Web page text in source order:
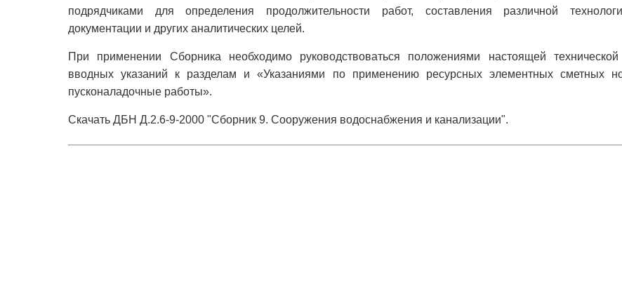
подрядчиками для определения продолжительности работ, составления различной
документации и других аналитических целей.
При применении Сборника необходимо руководствоваться положениями настоящей технической
вводных указаний к разделам и «Указаниями по применению ресурсных элементных сметных
пусконаладочные работы».
Скачать ДБН Д.2.6-9-2000 "Сборник 9. Сооружения водоснабжения и канализации".